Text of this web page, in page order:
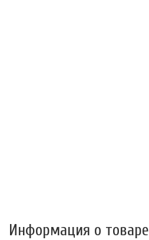
Информация о товаре